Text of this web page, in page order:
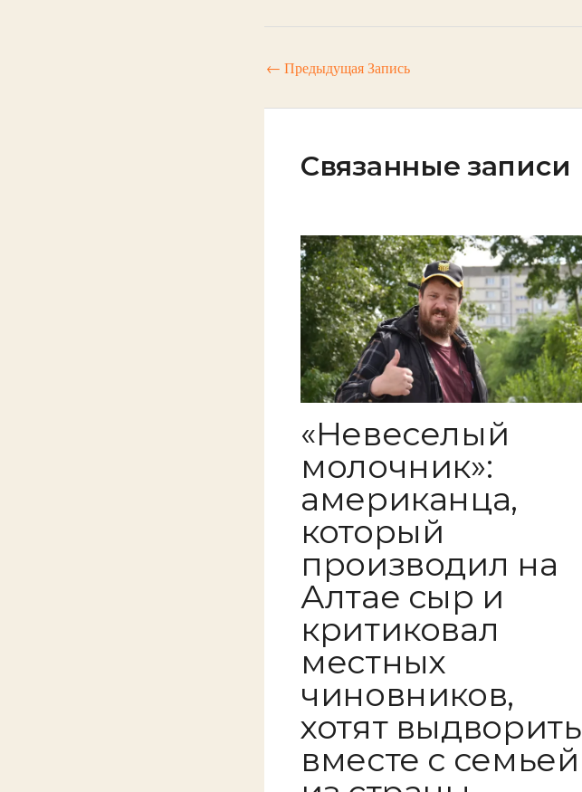
← Предыдущая Запись
Связанные записи
«Невеселый
молочник»:
американца,
который
производил на
Алтае сыр и
критиковал
местных
чиновников,
хотят выдворить
вместе с семьей